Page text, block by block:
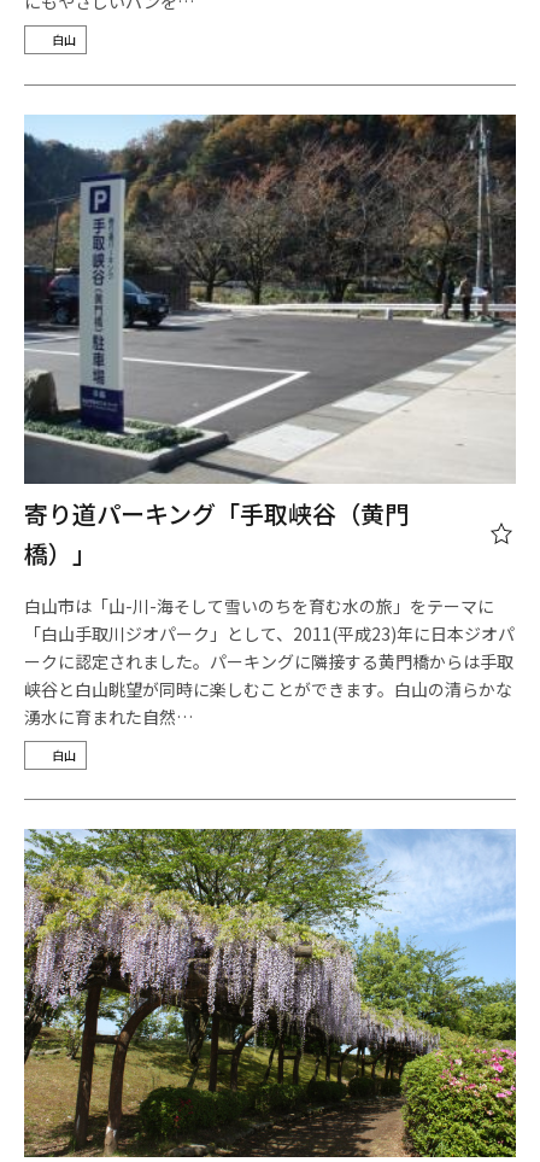
白山
寄り道パーキング「手取峡谷（黄門
橋）」
白山市は「山-川-海そして雪いのちを育む水の旅」をテーマに
「白山手取川ジオパーク」として、2011(平成23)年に日本ジオパ
ークに認定されました。パーキングに隣接する黄門橋からは手取
峡谷と白山眺望が同時に楽しむことができます。白山の清らかな
湧水に育まれた自然…
白山